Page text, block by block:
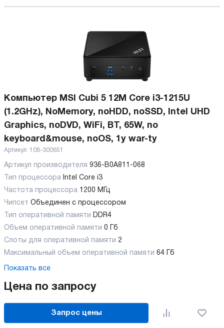
Компьютер MSI Cubi 5 12M Core i3-1215U
(1.2GHz), NoMemory, noHDD, noSSD, Intel UHD
Graphics, noDVD, WiFi, BT, 65W, no
keyboard&mouse, noOS, 1y war-ty
Артикул: 108-300651
Артикул производителя 936-B0A811-068
Тип процессора Intel Core i3
Частота процессора 1200 МГц
Чипсет Объединен с процессором
Тип оперативной памяти DDR4
Объем оперативной памяти 0 Гб
Слоты для оперативной памяти 2
Максимальный объем оперативной памяти 64 Гб
Показать все
Цена по запросу
Запрос цены